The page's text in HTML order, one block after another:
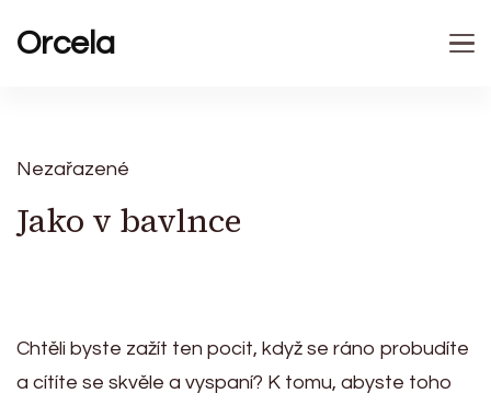
Orcela
Nezařazené
Jako v bavlnce
Chtěli byste zažít ten pocit, když se ráno probudíte
a cítíte se skvěle a vyspaní? K tomu, abyste toho